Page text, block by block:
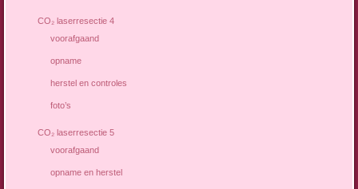
CO₂ laserresectie 4
voorafgaand
opname
herstel en controles
foto’s
CO₂ laserresectie 5
voorafgaand
opname en herstel